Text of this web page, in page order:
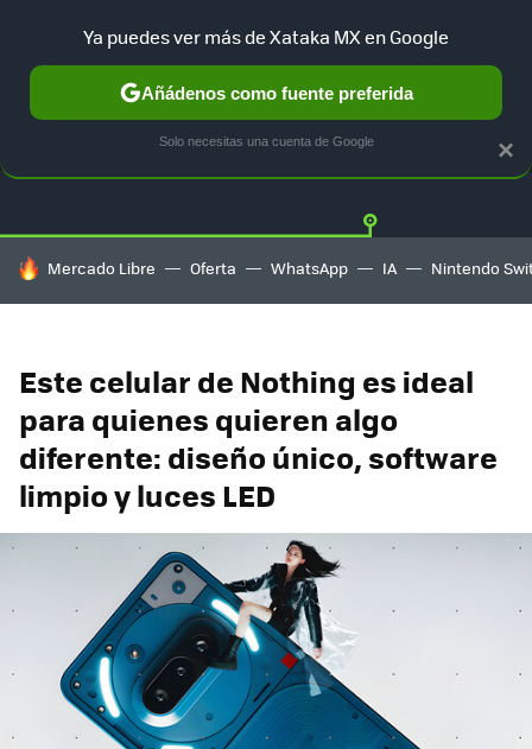
GUÍA DE COMPRAS MERCADO LIBRE
HOY SE HABLA DE
Mercado Libre Oferta WhatsApp IA Nintendo
Este celular de Nothing es ideal
para quienes quieren algo
diferente: diseño único, software
limpio y luces LED
×
Ya puedes ver más de Xataka MX en Google
Añádenos como fuente preferida
Solo necesitas una cuenta de Google